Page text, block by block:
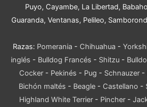
Puyo, Cayambe, La Libertad,
Guaranda, Ventanas, Pelileo,
Razas: Pomerania - Chihuahua -
inglés - Bulldog Francés - Shitzu -
Cocker - Pekinés - Pug - Schnauzer -
Bichón maltés - Beagle - Castellano -
Highland White Terrier- Pincher-